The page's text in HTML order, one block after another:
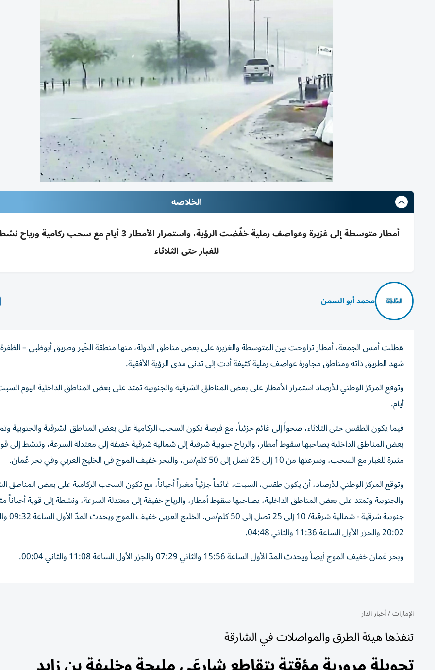
الخلاصه
أمطار متوسطة إلى غزيرة وعواصف رملية خفّضت الرؤية، واستمرار الأمطار 3 أيام مع سحب
للغبار حتى الثلاثاء
محمد أبو السمن
هطلت أمس الجمعة، أمطار تراوحت بين المتوسطة والغزيرة على بعض مناطق الدولة، منها منطقة الخَير وطريق أبوظبي –
شهد الطريق ذاته ومناطق مجاورة عواصف رملية كثيفة أدت إلى تدني مدى الرؤية الأفقية.
أيام.
فيما يكون الطقس حتى الثلاثاء، صحواً إلى غائم جزئياً، مع فرصة تكون السحب الركامية على بعض المناطق الشرقية والجنوبية
بعض المناطق الداخلية يصاحبها سقوط أمطار، والرياح جنوبية شرقية إلى شمالية شرقية خفيفة إلى معتدلة السرعة، وتنشط إلى
مثيرة للغبار مع السحب، وسرعتها من 10 إلى 25 تصل إلى 50 كلم/س، والبحر خفيف الموج في الخليج العربي وفي بحر عُمان.
وتوقع المركز الوطني للأرصاد، أن يكون طقس، السبت، غائماً جزئياً مغبراً أحياناً، مع تكون السحب الركامية على بعض المناطق
والجنوبية وتمتد على بعض المناطق الداخلية، يصاحبها سقوط أمطار، والرياح خفيفة إلى معتدلة السرعة، ونشطة إلى قوية أحياناً
جنوبية شرقية -
20:02 والجزر الأول الساعة 11:36 والثاني 04:48.
وبحر عُمان خفيف الموج أيضاً ويحدث المدّ الأول الساعة 15:56 والثاني 07:29 والجزر الأول الساعة 11:08 والثاني 00:04.
الإمارات/أخبار الدار
تنفذها هيئة الطرق والمواصلات في الشارقة